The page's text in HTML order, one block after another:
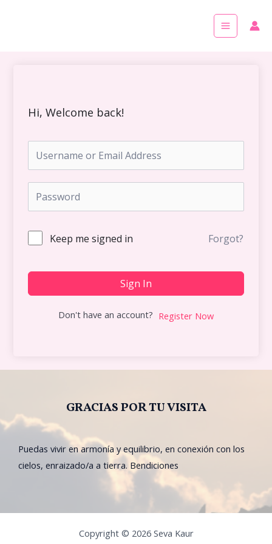
Main
Menu
Hi, Welcome back!
Keep me signed in Forgot?
Sign In
Don't have an account? Register Now
GRACIAS POR TU VISITA
Puedas vivir en armonía y equilibrio, en conexión con los
cielos, enraizado/a a tierra. Bendiciones
Copyright © 2026 Seva Kaur